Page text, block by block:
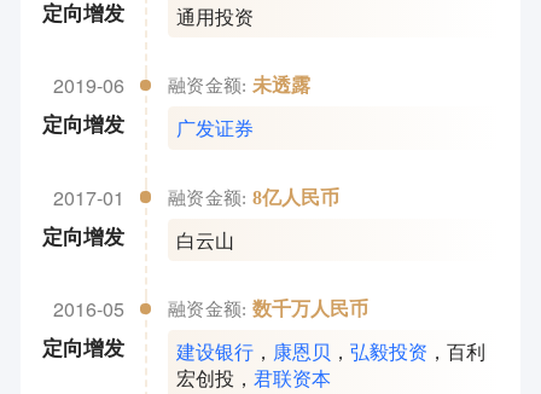
定向增发 通用投资
2019-06
定向增发
融资金额: 未透露
广发证券
2017-01
定向增发
融资金额: 8亿人民币
白云山
2016-05
定向增发
融资金额: 数千万人民币
建设银行 ， 康恩贝 ，弘毅投资 ，百利
宏创投 ，君联资本